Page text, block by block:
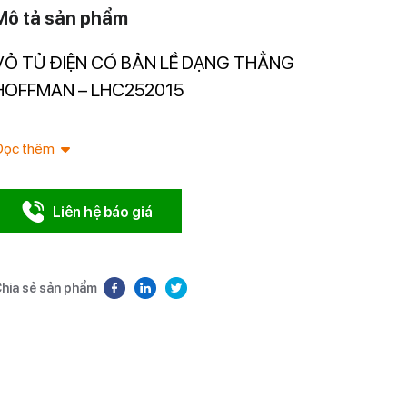
tả sản phẩm
TỦ ĐIỆN CÓ BẢN LỀ DẠNG THẲNG
– LHC252015
thêm
Liên hệ báo giá
sẻ sản phẩm